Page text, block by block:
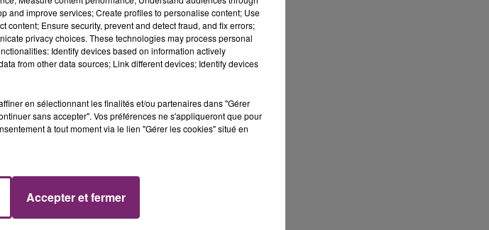
and improve services; Create profiles to personalise content; Use
Ensure security, prevent and detect fraud, and fix errors;
privacy choices. These technologies may process personal
Identify devices based on information actively
from other data sources; Link different devices; Identify devices
en sélectionnant les finalités et/ou partenaires dans "Gérer
sans accepter". Vos préférences ne s'appliqueront que pour
à tout moment via le lien "Gérer les cookies" situé en
Accepter et fermer